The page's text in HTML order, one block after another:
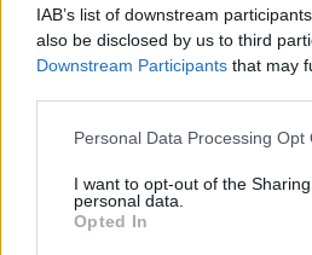
IAB’s list of downstream
also be disclosed by us to third
Downstream Participants that may
Personal Data Processing Opt
I want to opt-out of the
personal data.
Opted In